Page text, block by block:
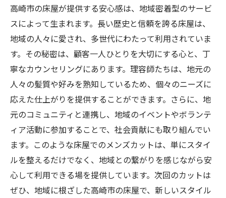
ス
スタイリングを楽しむための高崎市の床屋
の秘訣
毎日をスタイリッシュにする高崎市の床屋
のアドバイス
高崎市の床屋が伝授するスタイリングテク
ニック
満足度の高い仕上がりを提供する高崎市の床屋
満足度が自慢の高崎市の床屋のカット技術
高崎市の床屋が誇る満足度ナンバーワンの
理由
顧客満足を追求する高崎市の床屋の秘密
高崎市の床屋が提供する安心感は、地域密着型のサービ
スによって生まれます。長い歴史と信頼を誇る床屋は、
地域の人々に愛され、多世代にわたって利用されていま
す。その秘密は、顧客一人ひとりを大切にする心と、丁
寧なカウンセリングにあります。理容師たちは、地元の
人々の髪質や好みを熟知しているため、個々のニーズに
応えた仕上がりを提供することができます。さらに、地
元のコミュニティと連携し、地域のイベントやボランテ
ィア活動に参加することで、社会貢献にも取り組んでい
ます。このような床屋でのメンズカットは、単にスタイ
ルを整えるだけでなく、地域との繋がりを感じながら安
心して利用できる場を提供しています。次回のカットは
ぜひ、地域に根ざした高崎市の床屋で、新しいスタイル